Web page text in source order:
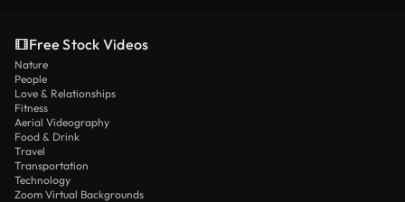
Free Stock Videos
Nature
People
Love & Relationships
Fitness
Aerial Videography
Food & Drink
Travel
Transportation
Technology
Zoom Virtual Backgrounds